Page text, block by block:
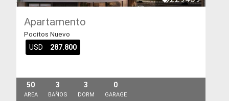
Apartamento
Pocitos Nuevo
USD 287.800
50
AREA
3
BAÑOS
3
DORM
0
GARAGE